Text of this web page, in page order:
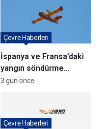
İspanya ve Fransa’daki
yangın söndürme
uçakları Türkiye’ye
Çevre Haberleri
3 gün önce
Çevre Haberleri